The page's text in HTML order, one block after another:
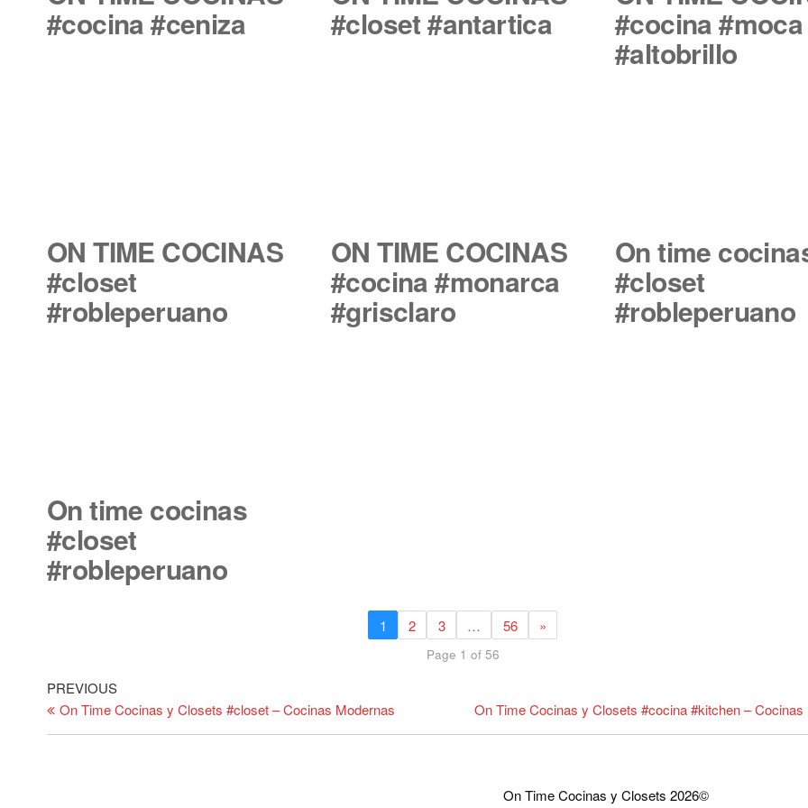
#cocina #ceniza #closet #antartica #cocina #moca
#altobrillo
ON TIME COCINAS
#closet
#robleperuano
ON TIME COCINAS
#cocina #monarca
#grisclaro
On time
#closet
#robleperuano
On time cocinas
#closet
#robleperuano
1 2 3 … 56 »
Page 1 of 56
Post
navigation
Previous
Post
PREVIOUS
On Time Cocinas y Closets #closet – Cocinas Modernas
On Time Cocinas y Closets #cocina #kitchen – Cocinas
On Time Cocinas y Closets 2026©